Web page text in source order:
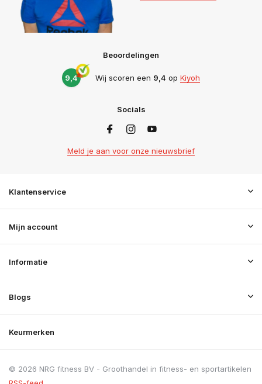
Beoordelingen
9,4 Wij scoren een 9,4 op Kiyoh
Socials
Meld je aan voor onze nieuwsbrief
Klantenservice
Mijn account
Informatie
Blogs
Keurmerken
© 2026 NRG fitness BV - Groothandel in fitness- en sportartikelen